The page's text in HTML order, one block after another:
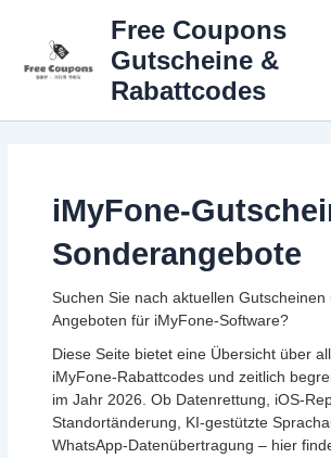
springen
Free Coupons
Gutscheine &
Rabattcodes
iMyFone-
Sonderangebote
Suchen Sie nach aktuellen Gutscheinen
Angeboten für iMyFone-Software?
Diese Seite bietet eine Übersicht über
iMyFone-Rabattcodes und zeitlich
im Jahr 2026. Ob Datenrettung, iOS-
Standortänderung, KI-gestützte
WhatsApp-Datenübertragung – hier